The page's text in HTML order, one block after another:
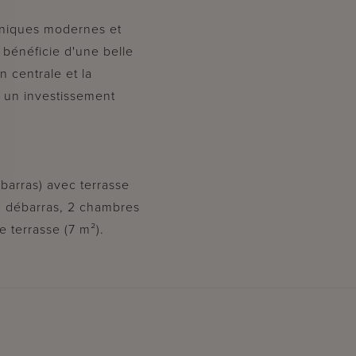
modernes et
d'une belle
centrale et la
investissement
avec terrasse
2 chambres
terrasse (7 m²).